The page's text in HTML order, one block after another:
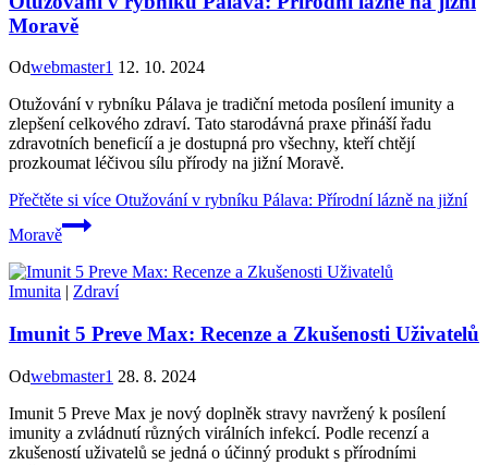
Moravě
Odwebmaster1 12. 10. 2024
Otužování v rybníku Pálava je tradiční metoda posílení imunity a
zlepšení celkového zdraví. Tato starodávná praxe přináší řadu
zdravotních beneficíí a je dostupná pro všechny, kteří chtějí
prozkoumat léčivou sílu přírody na jižní Moravě.
Přečtěte si více Otužování v rybníku Pálava: Přírodní lázně na jižní
Moravě
Imunita | Zdraví
Imunit 5 Preve Max: Recenze a Zkušenosti Uživatelů
Odwebmaster1 28. 8. 2024
Imunit 5 Preve Max je nový doplněk stravy navržený k posílení
imunity a zvládnutí různých virálních infekcí. Podle recenzí a
zkušeností uživatelů se jedná o účinný produkt s přírodními